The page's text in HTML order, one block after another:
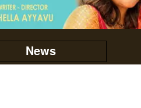
News